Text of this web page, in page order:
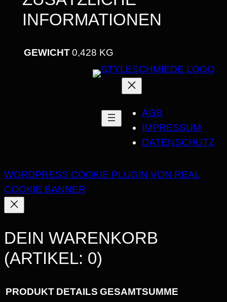
Z
E
INFORMATIONEN
GEWICHT0,428 KG
AGB
IMPRESSUM
DATENSCHUTZ
WORDPRESS COOKIE PLUGIN VON REAL
COOKIE BANNER
DEIN WARENKORB
(ARTIKEL: 0)
PRODUKT DETAILS GESAMTSUMME